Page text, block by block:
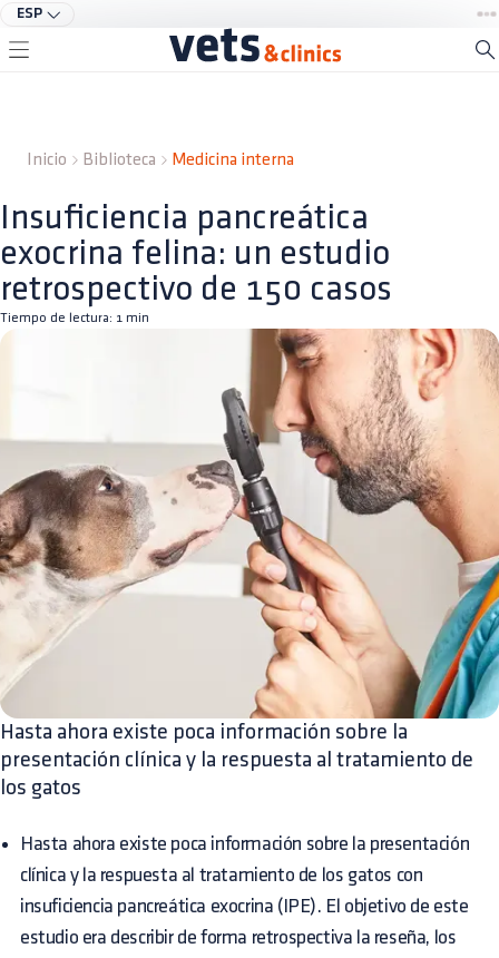
ESP
Inicio Biblioteca Medicina interna
Insuficiencia pancreática
exocrina felina: un estudio
retrospectivo de 150 casos
Tiempo de lectura: 1 min
Hasta ahora existe poca información sobre la
presentación clínica y la respuesta al tratamiento de
los gatos
Hasta ahora existe poca información sobre la presentación
clínica y la respuesta al tratamiento de los gatos con
insuficiencia pancreática exocrina (IPE). El objetivo de este
estudio era describir de forma retrospectiva la reseña, los